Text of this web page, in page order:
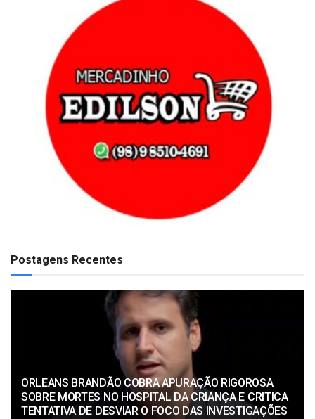
Postagens Recentes
ORLEANS BRANDÃO COBRA APURAÇÃO RIGOROSA
SOBRE MORTES NO HOSPITAL DA CRIANÇA E CRITICA
TENTATIVA DE DESVIAR O FOCO DAS INVESTIGAÇÕES